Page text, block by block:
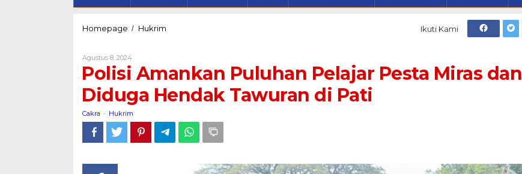
Homepage / Hukrim
Pesta
Miras
dan
Hendak
Tawuran
Ikuti Kami
Agustus 8, 2024Oleh
Cakra
Polisi Amankan Puluhan Pelajar Pesta Miras dan
Diduga Hendak Tawuran di Pati
Cakra - Hukrim